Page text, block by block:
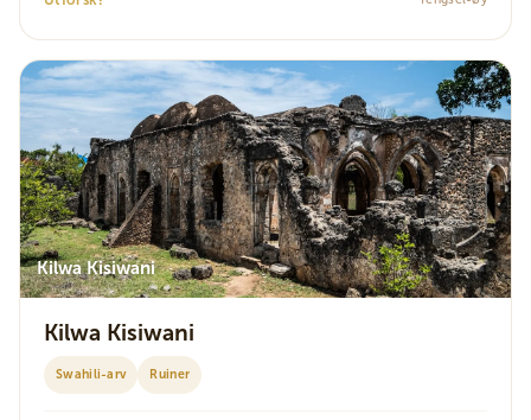
Kilwa Kisiwani
Kilwa Kisiwani
Swahili-arv Ruiner